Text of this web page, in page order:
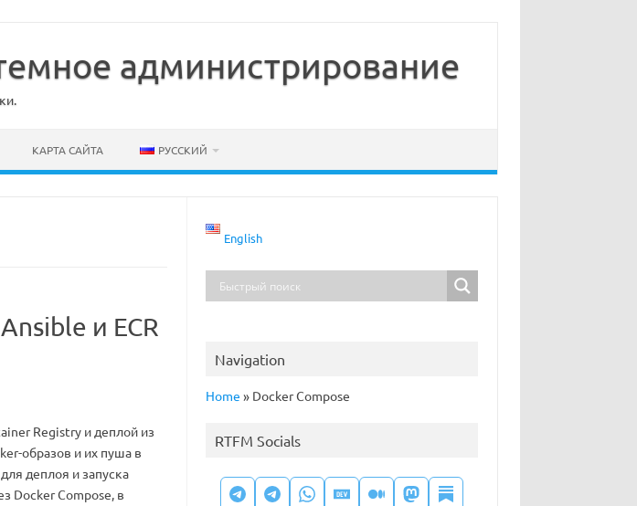
администрирование
КАРТА САЙТА РУССКИЙ
и ECR
Registry и деплой из
образов и их пуша в
деплоя и запуска
Docker Compose, в
English
Navigation
Home » Docker Compose
RTFM Socials